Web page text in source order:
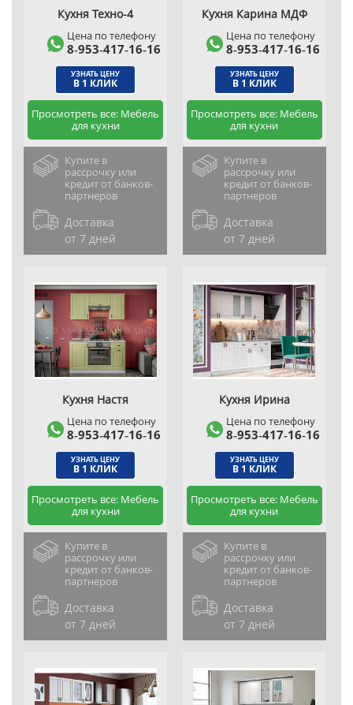
Кухня Техно-4
Цена по телефону
8‑953‑417‑16‑16
УЗНАТЬ ЦЕНУ
В 1 КЛИК
Просмотреть все: Мебель
для кухни
Купите в
рассрочку или
кредит от банков-
партнеров
Доставка
от 7 дней
Кухня Карина МДФ
Цена по телефону
8‑953‑417‑16‑16
УЗНАТЬ ЦЕНУ
В 1 КЛИК
Просмотреть все: Мебель
для кухни
Купите в
рассрочку или
кредит от банков-
партнеров
Доставка
от 7 дней
Кухня Настя
Цена по телефону
8‑953‑417‑16‑16
УЗНАТЬ ЦЕНУ
В 1 КЛИК
Просмотреть все: Мебель
для кухни
Купите в
рассрочку или
кредит от банков-
партнеров
Доставка
от 7 дней
Кухня Ирина
Цена по телефону
8‑953‑417‑16‑16
УЗНАТЬ ЦЕНУ
В 1 КЛИК
Просмотреть все: Мебель
для кухни
Купите в
рассрочку или
кредит от банков-
партнеров
Доставка
от 7 дней